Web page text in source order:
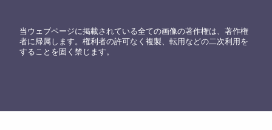
当ウェブページに掲載されている全ての画像の著作権は、著作権
者に帰属します。権利者の許可なく複製、転用などの二次利用を
することを固く禁じます。